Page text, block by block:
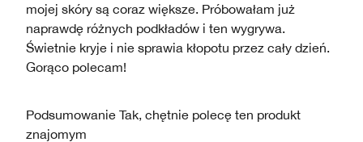
mojej skóry są coraz większe. Próbowałam już
naprawdę różnych podkładów i ten wygrywa.
Świetnie kryje i nie sprawia kłopotu przez cały dzień.
Gorąco polecam!
Podsumowanie Tak, chętnie polecę ten produkt
znajomym